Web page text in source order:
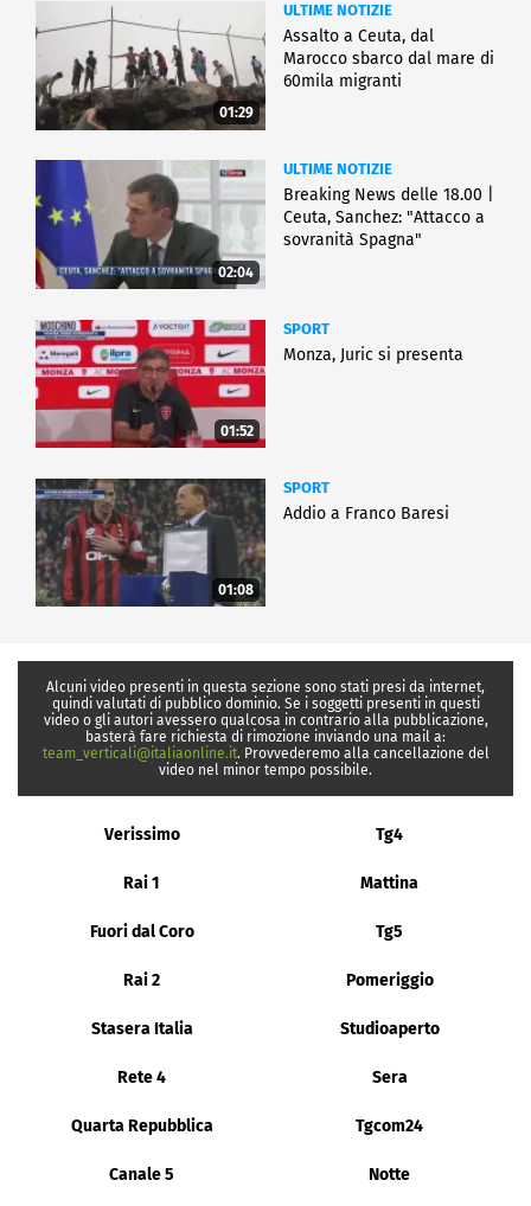
01:29
ULTIME NOTIZIE
Assalto a Ceuta, dal
Marocco sbarco dal mare di
60mila migranti
02:04
ULTIME NOTIZIE
Breaking News delle 18.00 |
Ceuta, Sanchez: "Attacco a
sovranità Spagna"
01:52
SPORT
Monza, Juric si presenta
01:08
SPORT
Addio a Franco Baresi
Alcuni video presenti in questa sezione sono stati presi da internet,
quindi valutati di pubblico dominio. Se i soggetti presenti in questi
video o gli autori avessero qualcosa in contrario alla pubblicazione,
basterà fare richiesta di rimozione inviando una mail a:
team_verticali@italiaonline.it. Provvederemo alla cancellazione del
video nel minor tempo possibile.
Verissimo Tg4
Rai 1 Mattina
Fuori dal Coro Tg5
Rai 2 Pomeriggio
Stasera Italia Studioaperto
Rete 4 Sera
Quarta Repubblica Tgcom24
Canale 5 Notte